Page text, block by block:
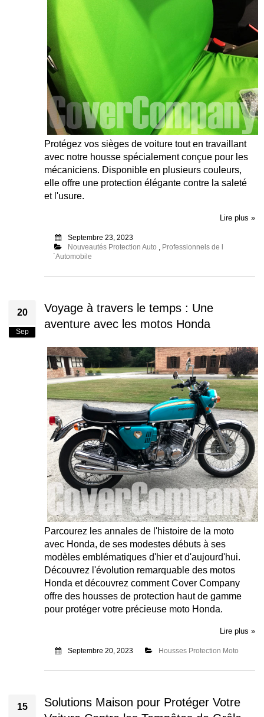
Protégez vos sièges de voiture tout en travaillant
avec notre housse spécialement conçue pour les
mécaniciens. Disponible en plusieurs couleurs,
elle offre une protection élégante contre la saleté
et l'usure.
Lire plus »
Septembre 23, 2023
Nouveautés Protection Auto , Professionnels de l
´Automobile
20
Sep
Voyage à travers le temps : Une
aventure avec les motos Honda
Parcourez les annales de l'histoire de la moto
avec Honda, de ses modestes débuts à ses
modèles emblématiques d'hier et d'aujourd'hui.
Découvrez l'évolution remarquable des motos
Honda et découvrez comment Cover Company
offre des housses de protection haut de gamme
pour protéger votre précieuse moto Honda.
Lire plus »
Septembre 20, 2023 Housses Protection Moto
15
Solutions Maison pour Protéger Votre